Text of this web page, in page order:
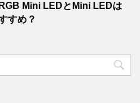
Mini LEDとMini LEDは
すめ？